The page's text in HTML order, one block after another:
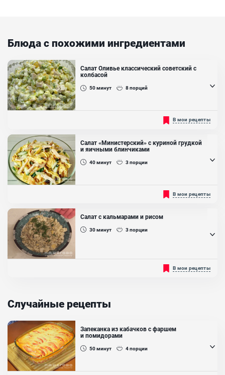
Блюда с похожими ингредиентами
Салат Оливье классический советский с
колбасой
50минут 8порций
Оливье настолько вкусный и популярный, что его готовят на
каждый праздник на протяжении уже многих лет. Ни один Новый
Год не обошелся без этого салата, потому что готовить его на
этот праздник давно уже стало традицией. Также такой салат
отлично подходит и к повседневному столу. Предлагаем вам
вариант классического салата с вареной докторской...
В мои рецепты
Салат «Министерский» с куриной грудкой
и яичными блинчиками
40минут 3порции
Очень вкусный салат с куриной грудкой и яичными блинчиками.
Пусть наличие в салате жареного лука не пугает, ведь если его
жарить не более 2 минут, то лук станет хрустящим, сладким, от
остроты не останется и следа....
Ингредиенты:
Яйцо куриное, Куриная грудка отварная, Огурец, Лук репчатый,
Майонез, Подсолнечное масло
В мои рецепты
Салат с кальмарами и рисом
30минут 3порции
Салат с кальмарами и рисом довольно - таки легкий и простой в
приготовлении, который сгодится как для перекуса, так и для
В мои рецепты
Случайные рецепты
Запеканка из кабачков с фаршем
и помидорами
50минут 4порции